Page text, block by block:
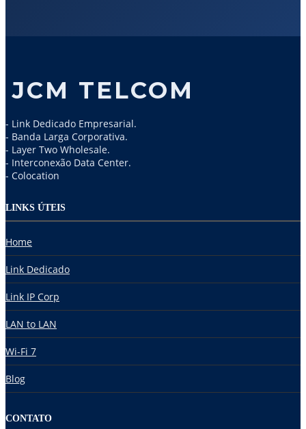
JCM TELCOM
- Link Dedicado Empresarial.
- Banda Larga Corporativa.
- Layer Two Wholesale.
- Interconexão Data Center.
- Colocation
LINKS ÚTEIS
Home
Link Dedicado
Link IP Corp
LAN to LAN
Wi-Fi 7
Blog
CONTATO